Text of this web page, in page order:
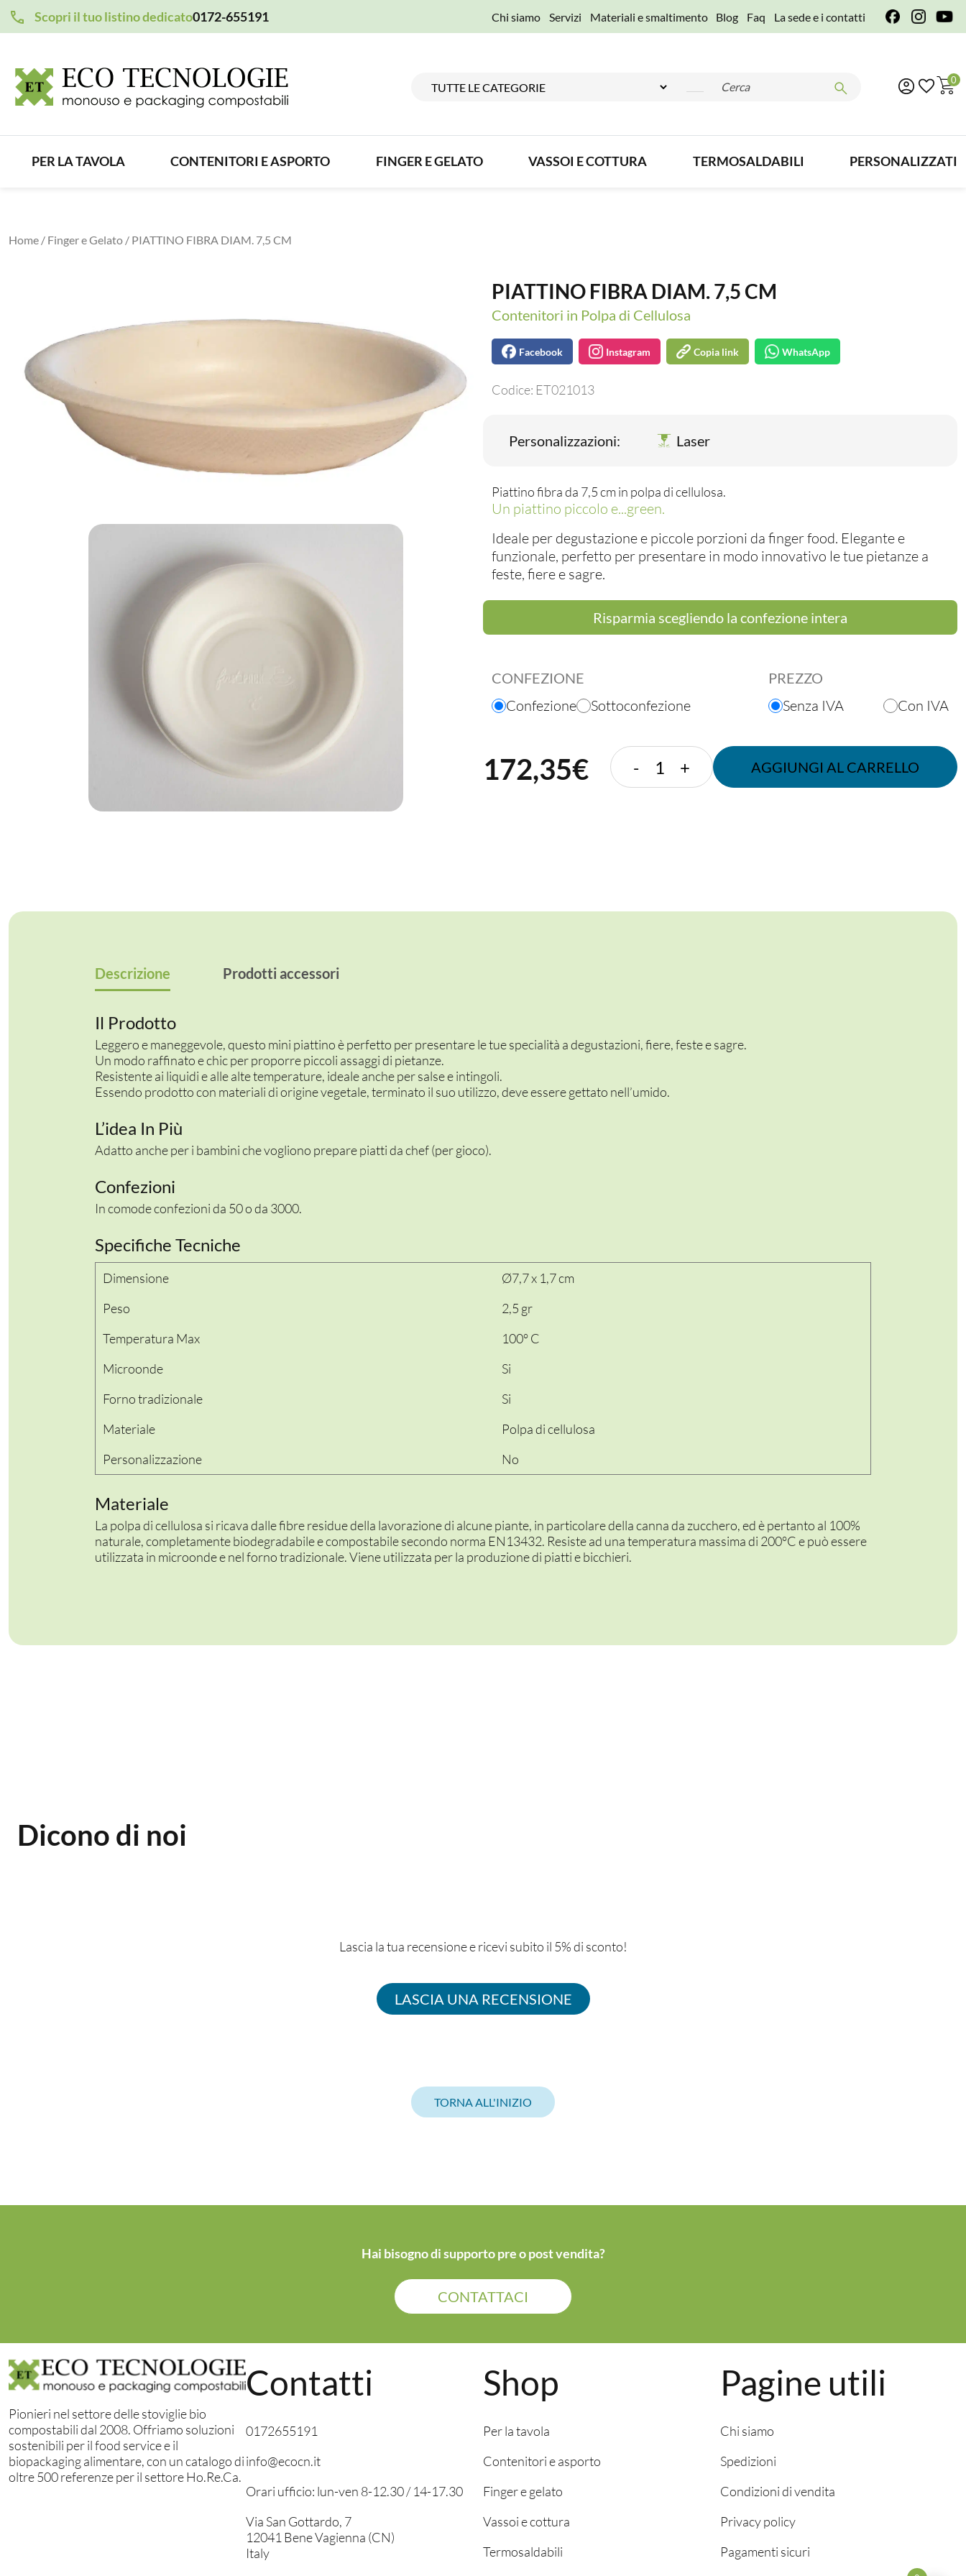
Scopri il tuo listino dedicato0172-655191 Chi siamo Servizi Materiali e smaltimento Blog Faq La sede e i contatti
0
PER LA TAVOLA CONTENITORI E ASPORTO FINGER E GELATO VASSOI E COTTURA TERMOSALDABILI PERSONALIZZATI
PER LA TAVOLA
CONTENITORI E ASPORTO
VASSOI E COTTURA
TERMOSALDABILI
Home / Finger e Gelato / PIATTINO FIBRA DIAM. 7,5 CM
PIATTINO FIBRA DIAM. 7,5 CM
Contenitori in Polpa di Cellulosa
Facebook Instagram Copia link WhatsApp
Codice: ET021013
Personalizzazioni: Laser
Piattino fibra da 7,5 cm in polpa di cellulosa.
Un piattino piccolo e...green.
Ideale per degustazione e piccole porzioni da finger food. Elegante e
funzionale, perfetto per presentare in modo innovativo le tue pietanze a
feste, fiere e sagre.
Risparmia scegliendo la confezione intera
CONFEZIONE PREZZO
Confezione Sottoconfezione Senza IVA Con IVA
172,35€ -
PIATTINO
FIBRA
+ AGGIUNGI AL CARRELLO
Descrizione Prodotti accessori
Il Prodotto
Leggero e maneggevole, questo mini piattino è perfetto per presentare le tue specialità a degustazioni, fiere, feste e sagre.
Un modo raffinato e chic per proporre piccoli assaggi di pietanze.
Resistente ai liquidi e alle alte temperature, ideale anche per salse e intingoli.
Essendo prodotto con materiali di origine vegetale, terminato il suo utilizzo, deve essere gettato nell’umido.
L’idea In Più
Adatto anche per i bambini che vogliono prepare piatti da chef (per gioco).
Confezioni
In comode confezioni da 50 o da 3000.
Specifiche Tecniche
Dimensione
Ø7,7 x 1,7 cm
Peso
2,5 gr
Temperatura Max
100° C
Microonde
Si
Forno tradizionale
Si
Materiale
Polpa di cellulosa
Personalizzazione
No
Materiale
La polpa di cellulosa si ricava dalle fibre residue della lavorazione di alcune piante, in particolare della canna da zucchero, ed è pertanto al 100%
naturale, completamente biodegradabile e compostabile secondo norma EN13432. Resiste ad una temperatura massima di 200°C e può essere
utilizzata in microonde e nel forno tradizionale. Viene utilizzata per la produzione di piatti e bicchieri.
Dicono di noi
Lascia la tua recensione e ricevi subito il 5% di sconto!
LASCIA UNA RECENSIONE
TORNA ALL'INIZIO
Hai bisogno di supporto pre o post vendita?
CONTATTACI
Pionieri nel settore delle stoviglie bio
compostabili dal 2008. Offriamo soluzioni
sostenibili per il food service e il
biopackaging alimentare, con un catalogo di
oltre 500 referenze per il settore Ho.Re.Ca.
Contatti
0172655191
info@ecocn.it
Orari ufficio: lun-ven 8-12.30 / 14-17.30
Via San Gottardo, 7
12041 Bene Vagienna (CN)
Italy
Shop
Per la tavola
Contenitori e asporto
Finger e gelato
Vassoi e cottura
Termosaldabili
Pagine utili
Chi siamo
Spedizioni
Condizioni di vendita
Privacy policy
Pagamenti sicuri